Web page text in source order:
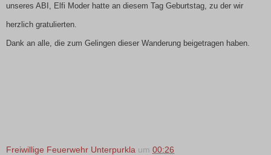
unseres ABI, Elfi Moder hatte an diesem Tag Geburtstag, zu der wir
herzlich gratulierten.
Dank an alle, die zum Gelingen dieser Wanderung beigetragen haben.
Freiwillige Feuerwehr Unterpurkla um 00:26